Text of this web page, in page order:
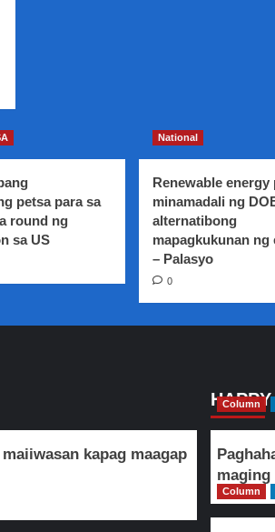
petsa para sa
round ng
sa US
National
Renewable energy
minamadali ng
alternatibong
mapagkukunan ng
– Palasyo
0
kapag maagap
Column
Column